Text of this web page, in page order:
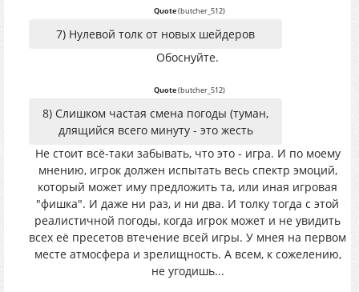
Quote(butcher_512)
7) Нулевой толк от новых шейдеров
Обоснуйте.
Quote(butcher_512)
8) Слишком частая смена погоды (туман,
длящийся всего минуту - это жесть
Не стоит всё-таки забывать, что это - игра. И по моему
мнению, игрок должен испытать весь спектр эмоций,
который может иму предложить та, или иная игровая
"фишка". И даже ни раз, и ни два. И толку тогда с этой
реалистичной погоды, когда игрок может и не увидить
всех её пресетов втечение всей игры. У мнея на первом
месте атмосфера и зрелищность. А всем, к сожелению,
не угодишь...